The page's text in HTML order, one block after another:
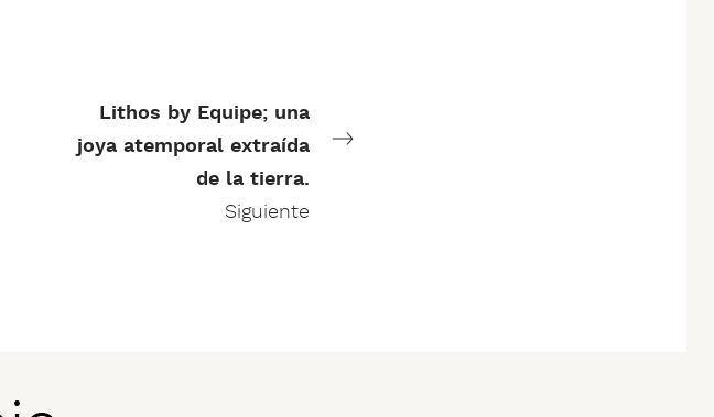
Lithos by Equipe; una
joya atemporal extraída
de la tierra.
Siguiente